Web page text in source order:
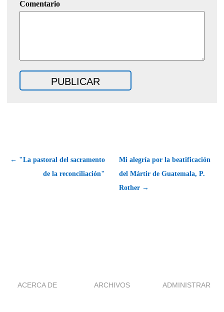
Comentario
← "La pastoral del sacramento
de la reconciliación"
Mi alegría por la beatificación
del Mártir de Guatemala, P.
Rother →
ACERCA DE ARCHIVOS ADMINISTRAR